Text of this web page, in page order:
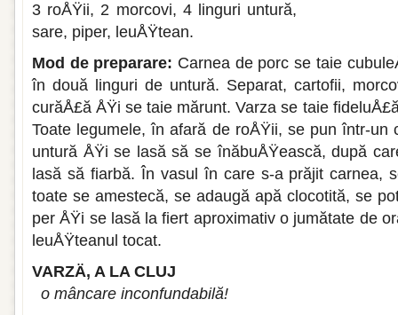
3 roÅŸii, 2 morcovi, 4 linguri untură,
sare, piper, leuÅŸtean.
Mod de preparare: Carnea de porc se taie
în două linguri de untură. Separat, cartofii,
curăÅ£ă ÅŸi se taie mă­runt. Varza se taie
Toate legumele, în afară de roÅŸii, se pun într-un
untură ÅŸi se lasă să se înăbuÅŸească, după
lasă să fiarbă. În vasul în care s-a prăjit carnea,
toate se amestecă, se adaugă apă clocotită, se
per ÅŸi se lasă la fiert aproximativ o jumă­tate de
leuÅŸteanul tocat.
VARZÄ‚ A LA CLUJ
o mâncare inconfundabilă!